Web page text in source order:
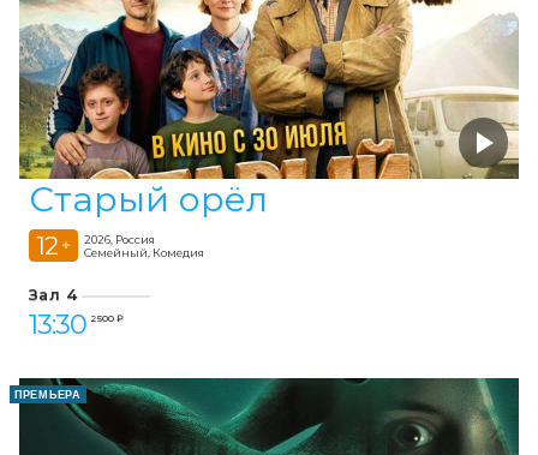
Старый орёл
12 +
2026, Россия
Семейный, Комедия
Зал 4
13:30 2 500 ₽
ПРЕМЬЕРА